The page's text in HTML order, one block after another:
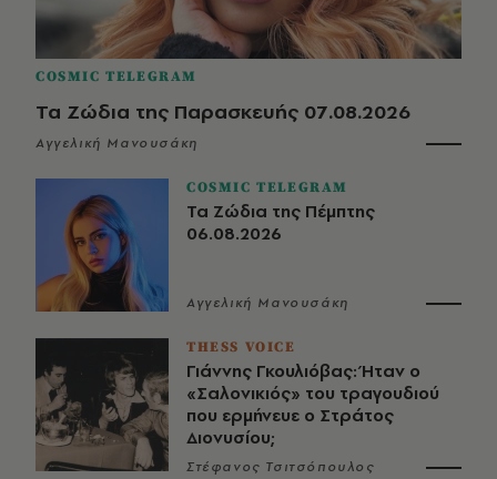
COSMIC TELEGRAM
Τα Ζώδια της Παρασκευής 07.08.2026
Αγγελική Μανουσάκη
COSMIC TELEGRAM
Τα Ζώδια της Πέμπτης
06.08.2026
Αγγελική Μανουσάκη
THESS VOICE
Γιάννης Γκουλιόβας: Ήταν ο
«Σαλονικιός» του τραγουδιού
που ερμήνευε ο Στράτος
Διονυσίου;
Στέφανος Τσιτσόπουλος